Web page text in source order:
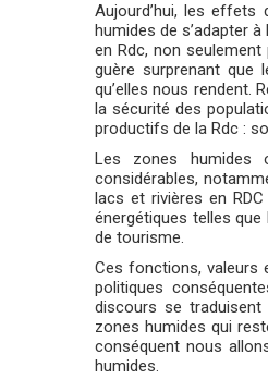
Aujourd’hui, les
humides de s’adapter
en Rdc, non
guère surprenant que
qu’elles nous rendent.
la sécurité des
productifs de la Rdc :
Les zones humides
considérables,
lacs et rivières en
énergétiques telles
de tourisme.
Ces fonctions, valeurs
politiques
discours se
zones humides qui
conséquent nous
humides.